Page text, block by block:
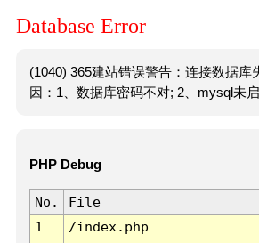
Database Error
(1040) 365建站错误警告：连接数据库
因：1、数据库密码不对; 2、mysql未启
PHP Debug
No. File
1
/index.php